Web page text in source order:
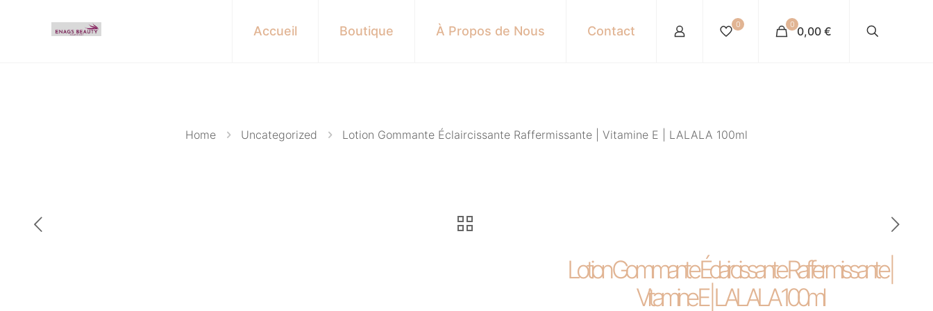
Accueil Boutique À Propos de Nous Contact 0 0 0,00 €
Home Uncategorized Lotion Gommante Éclaircissante Raffermissante | Vitamine E | LALALA 100ml
Lotion Gommante Éclaircissante Raffermissante |
Vitamine E | LALALA 100ml